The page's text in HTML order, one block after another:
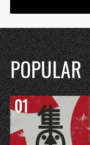
POPULAR